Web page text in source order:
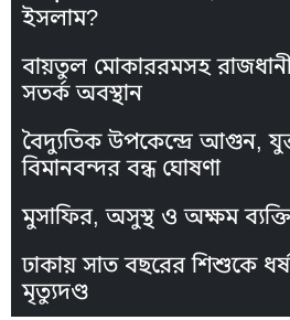
ইসলাম?
বায়তুল মোকাররমসহ
সতর্ক অবস্থান
বৈদ্যুতিক উপকেন্দ্রে আগুন,
বিমানবন্দর বন্ধ ঘোষণা
মুসাফির, অসুস্থ ও অক্ষম
ঢাকায় সাত বছরের শিশুকে
মৃত্যুদণ্ড